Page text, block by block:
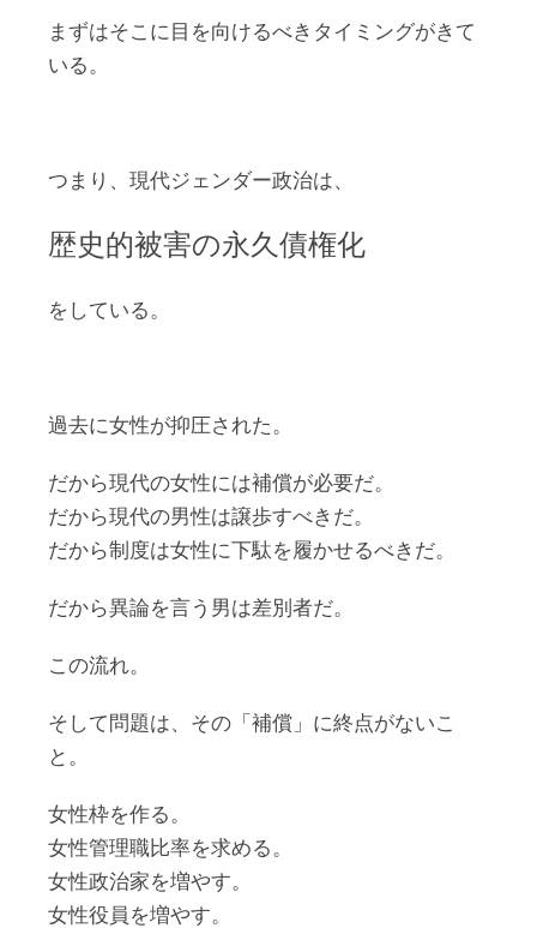
まずはそこに目を向けるべきタイミングがきて
いる。
つまり、現代ジェンダー政治は、
歴史的被害の永久債権化
をしている。
過去に女性が抑圧された。
だから現代の女性には補償が必要だ。
だから現代の男性は譲歩すべきだ。
だから制度は女性に下駄を履かせるべきだ。
だから異論を言う男は差別者だ。
この流れ。
そして問題は、その「補償」に終点がないこ
と。
女性枠を作る。
女性管理職比率を求める。
女性政治家を増やす。
女性役員を増やす。